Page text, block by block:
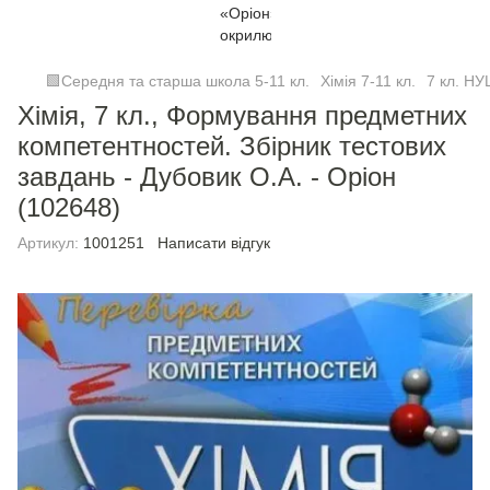
🟩Середня та старша школа 5-11 кл. Хімія 7-11 кл. 7 кл.
Хімія, 7 кл., Формування предметних
компетентностей. Збірник тестових
завдань - Дубовик О.А. - Оріон
(102648)
Артикул: 1001251 Написати відгук